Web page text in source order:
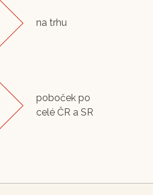
na trhu
poboček po
celé ČR a SR